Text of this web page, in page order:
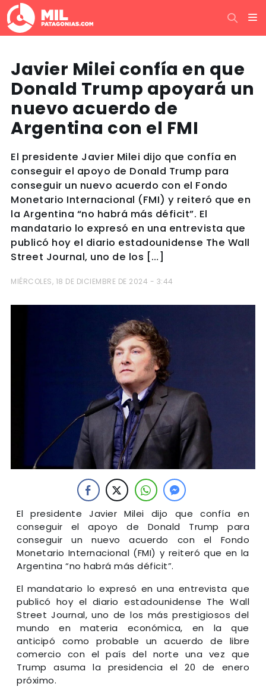
Javier Milei confía en que
Donald Trump apoyará un
nuevo acuerdo de
Argentina con el FMI
El presidente Javier Milei dijo que confía en
conseguir el apoyo de Donald Trump para
conseguir un nuevo acuerdo con el Fondo
Monetario Internacional (FMI) y reiteró que en
la Argentina “no habrá más déficit”. El
mandatario lo expresó en una entrevista que
publicó hoy el diario estadounidense The Wall
Street Journal, uno de los […]
MIÉRCOLES, 18 DE DICIEMBRE DE 2024 - 3:44
El presidente Javier Milei dijo que confía en
conseguir el apoyo de Donald Trump para
conseguir un nuevo acuerdo con el Fondo
Monetario Internacional (FMI) y reiteró que en la
Argentina “no habrá más déficit”.
El mandatario lo expresó en una entrevista que
publicó hoy el diario estadounidense The Wall
Street Journal, uno de los más prestigiosos del
mundo en materia económica, en la que
anticipó como probable un acuerdo de libre
comercio con el país del norte una vez que
Trump asuma la presidencia el 20 de enero
próximo.